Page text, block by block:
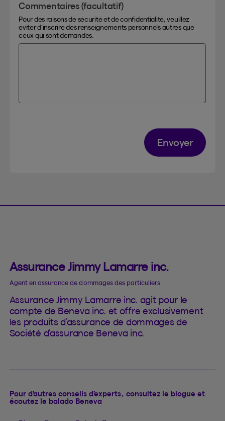
Commentaires (facultatif)
Pour des raisons de sécurité et de confidentialité, veuillez
éviter d’inscrire des renseignements personnels autres que
ceux qui sont demandés.
Envoyer
Assurance Jimmy Lamarre inc.
Agent en assurance de dommages des particuliers
Assurance Jimmy Lamarre inc. agit pour le
compte de Beneva inc. et offre exclusivement
les produits d’assurance de dommages de
Société d’assurance Beneva inc.
Pour d’autres conseils d’experts, consultez le blogue et
écoutez le balado Beneva